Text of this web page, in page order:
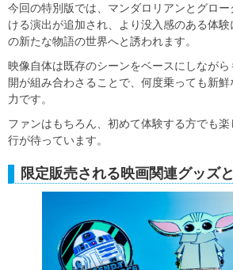
今回の特別版では、マンダロリアンとグロ
ける演出が追加され、より没入感のある体
の新たな物語の世界へと誘われます。
映像自体は既存のシーンをベースにしなが
開が組み合わさることで、何度乗っても新
力です。
ファンはもちろん、初めて体験する方でも
行が待っています。
限定販売される映画関連グッズ